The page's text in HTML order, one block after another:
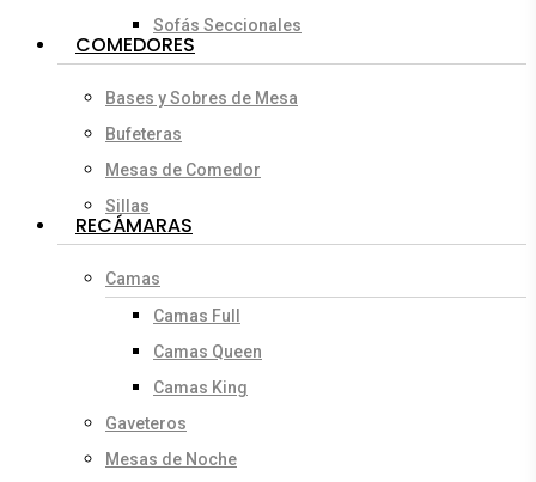
Sofás Seccionales
COMEDORES
Bases y Sobres de Mesa
Bufeteras
Mesas de Comedor
Sillas
RECÁMARAS
Camas
Camas Full
Camas Queen
Camas King
Gaveteros
Mesas de Noche